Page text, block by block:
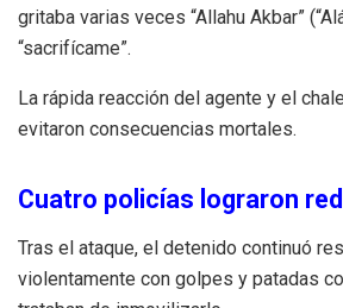
gritaba varias veces “Allahu Akbar”
“sacrifícame”.
La rápida reacción del agente y el
evitaron consecuencias mortales.
Cuatro policías lograron
Tras el ataque, el detenido continuó
violentamente con golpes y patadas